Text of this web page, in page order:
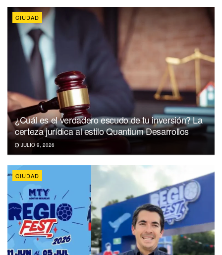
CIUDAD
¿Cuál es el verdadero escudo de tu inversión? La
certeza jurídica al estilo Quantium Desarrollos
JULIO 9, 2026
CIUDAD